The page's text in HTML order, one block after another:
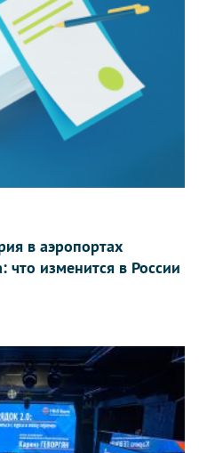
в аэропортах
изменится в России